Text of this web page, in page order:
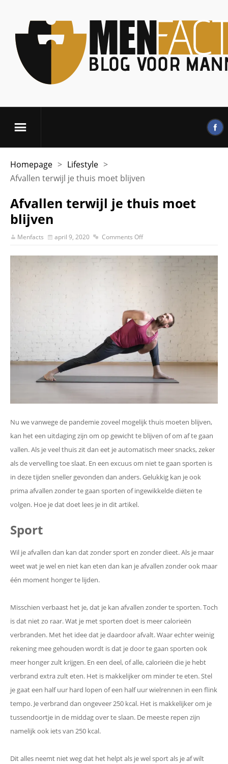
Homepage > Lifestyle >
Afvallen terwijl je thuis moet blijven
Afvallen terwijl je thuis moet
blijven
Menfacts april 9, 2020 Comments Off
Nu we vanwege de pandemie zoveel mogelijk thuis moeten blijven,
kan het een uitdaging zijn om op gewicht te blijven of om af te gaan
vallen. Als je veel thuis zit dan eet je automatisch meer snacks, zeker
als de vervelling toe slaat. En een excuus om niet te gaan sporten is
in deze tijden sneller gevonden dan anders. Gelukkig kan je ook
prima afvallen zonder te gaan sporten of ingewikkelde diëten te
volgen. Hoe je dat doet lees je in dit artikel.
Sport
Wil je afvallen dan kan dat zonder sport en zonder dieet. Als je maar
weet wat je wel en niet kan eten dan kan je afvallen zonder ook maar
één moment honger te lijden.
Misschien verbaast het je, dat je kan afvallen zonder te sporten. Toch
is dat niet zo raar. Wat je met sporten doet is meer calorieën
verbranden. Met het idee dat je daardoor afvalt. Waar echter weinig
rekening mee gehouden wordt is dat je door te gaan sporten ook
meer honger zult krijgen. En een deel, of alle, calorieën die je hebt
verbrand extra zult eten. Het is makkelijker om minder te eten. Stel
je gaat een half uur hard lopen of een half uur wielrennen in een flink
tempo. Je verbrand dan ongeveer 250 kcal. Het is makkelijker om je
tussendoortje in de middag over te slaan. De meeste repen zijn
namelijk ook iets van 250 kcal.
Dit alles neemt niet weg dat het helpt als je wel sport als je af wilt